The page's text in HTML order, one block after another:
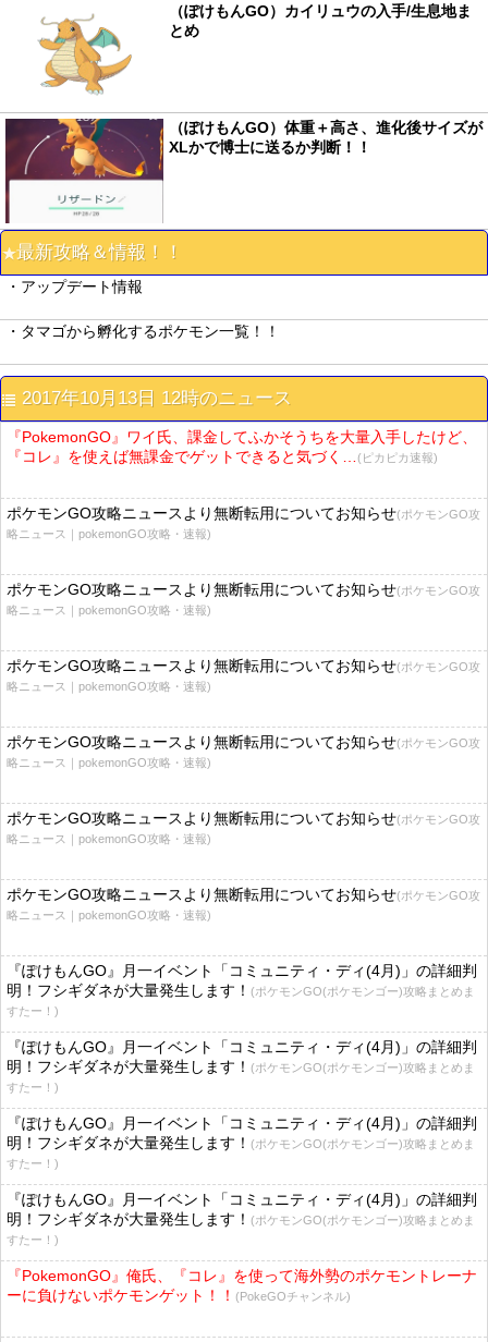
（ぽけもんGO）カイリュウの入手/生息地ま
とめ
（ぽけもんGO）体重＋高さ、進化後サイズが
XLかで博士に送るか判断！！
最新攻略＆情報！！
・アップデート情報
・タマゴから孵化するポケモン一覧！！
2017年10月13日 12時のニュース
『PokemonGO』ワイ氏、課金してふかそうちを大量入手したけど、
『コレ』を使えば無課金でゲットできると気づく…(ピカピカ速報)
ポケモンGO攻略ニュースより無断転用についてお知らせ(ポケモンGO攻
略ニュース｜pokemonGO攻略・速報)
ポケモンGO攻略ニュースより無断転用についてお知らせ(ポケモンGO攻
略ニュース｜pokemonGO攻略・速報)
ポケモンGO攻略ニュースより無断転用についてお知らせ(ポケモンGO攻
略ニュース｜pokemonGO攻略・速報)
ポケモンGO攻略ニュースより無断転用についてお知らせ(ポケモンGO攻
略ニュース｜pokemonGO攻略・速報)
ポケモンGO攻略ニュースより無断転用についてお知らせ(ポケモンGO攻
略ニュース｜pokemonGO攻略・速報)
ポケモンGO攻略ニュースより無断転用についてお知らせ(ポケモンGO攻
略ニュース｜pokemonGO攻略・速報)
『ぽけもんGO』月一イベント「コミュニティ・ディ(4月)」の詳細判
明！フシギダネが大量発生します！ (ポケモンGO(ポケモンゴー)攻略まとめま
すたー！)
『ぽけもんGO』月一イベント「コミュニティ・ディ(4月)」の詳細判
明！フシギダネが大量発生します！ (ポケモンGO(ポケモンゴー)攻略まとめま
すたー！)
『ぽけもんGO』月一イベント「コミュニティ・ディ(4月)」の詳細判
明！フシギダネが大量発生します！ (ポケモンGO(ポケモンゴー)攻略まとめま
すたー！)
『ぽけもんGO』月一イベント「コミュニティ・ディ(4月)」の詳細判
明！フシギダネが大量発生します！ (ポケモンGO(ポケモンゴー)攻略まとめま
すたー！)
『PokemonGO』俺氏、『コレ』を使って海外勢のポケモントレーナ
ーに負けないポケモンゲット！！ (PokeGOチャンネル)